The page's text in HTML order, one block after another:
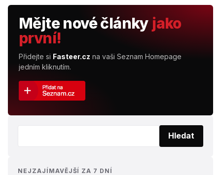
Mějte nové články jako
první!
Přidejte si Fasteer.cz na vaši Seznam Homepage
jedním kliknutím.
Hledat
NEJZAJÍMAVĚJŠÍ ZA 7 DNÍ